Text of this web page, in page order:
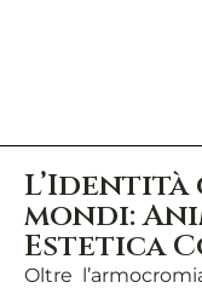
L’Identità
mondi:
Estetica
Oltre